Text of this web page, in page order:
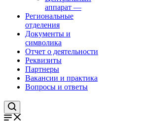
аппарат —
Региональные
отделения
Документы и
символика
Отчет о деятельности
Реквизиты
Партнеры
Вакансии и практика
Вопросы и ответы